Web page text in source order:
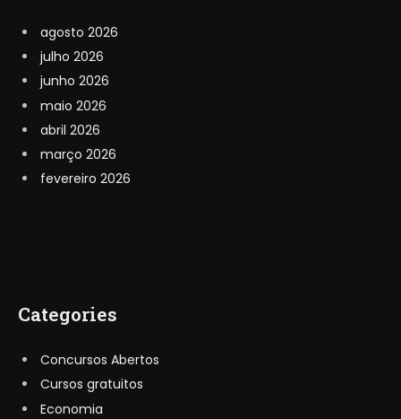
agosto 2026
julho 2026
junho 2026
maio 2026
abril 2026
março 2026
fevereiro 2026
Categories
Concursos Abertos
Cursos gratuitos
Economia